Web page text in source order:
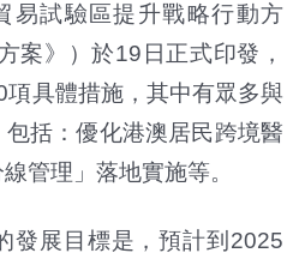
試驗區提升戰略行動方
案》）於19日正式印發，
具體措施，其中有眾多與
括：優化港澳居民跨境醫
管理」落地實施等。
展目標是，預計到2025